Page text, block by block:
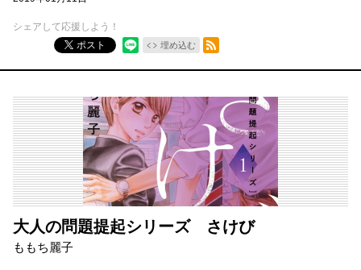
シェアして応援しよう！
ポスト
埋め込む
RSSフィード
大人の問題提起シリーズ さけび
ももち麗子